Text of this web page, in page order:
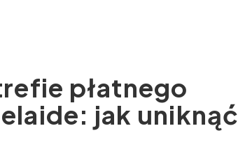
płatnego
jak uniknąć